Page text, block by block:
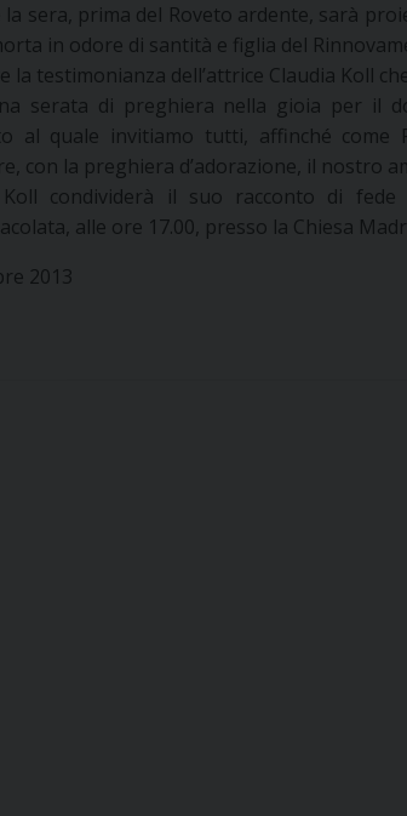
sera, prima del Roveto ardente, sarà
in odore di santità e figlia del
la testimonianza dell’attrice Claudia Koll
serata di preghiera nella gioia per il
al quale invitiamo tutti, affinché
con la preghiera d’adorazione, il nostro
Koll condividerà il suo racconto di
alle ore 17.00, presso la Chiesa
2013